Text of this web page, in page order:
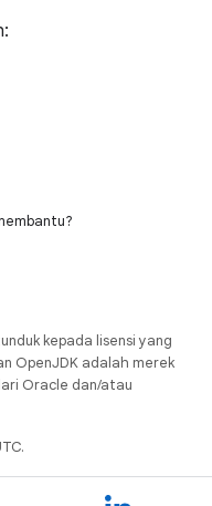
kepada lisensi yang
OpenJDK adalah merek
Oracle dan/atau